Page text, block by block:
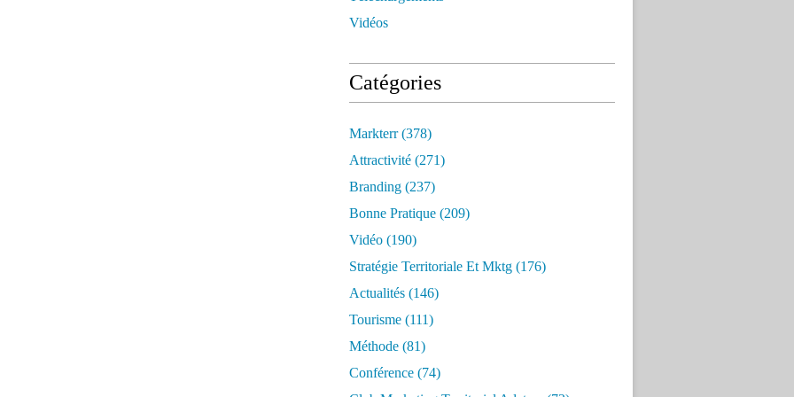
Vidéos
Catégories
Markterr(378)
Attractivité (271)
Branding (237)
Bonne Pratique (209)
Vidéo (190)
Stratégie Territoriale Et Mktg (176)
Actualités (146)
Tourisme (111)
Méthode (81)
Conférence (74)